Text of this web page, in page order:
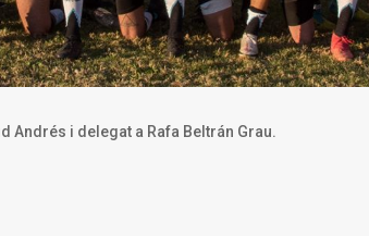
Andrés i delegat a Rafa Beltrán Grau.